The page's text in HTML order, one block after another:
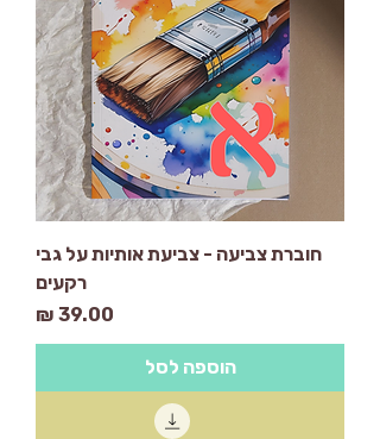
חוברת צביעה - צביעת אותיות על גבי
רקעים
מחיר
הוספה לסל